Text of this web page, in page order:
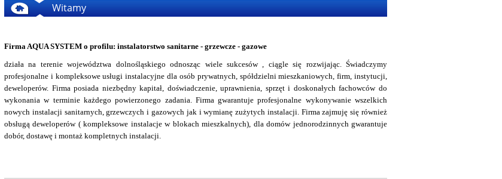
Witamy
Firma AQUA SYSTEM o profilu: instalatorstwo sanitarne - grzewcze - gazowe
działa na terenie województwa dolnośląskiego odnosząc wiele sukcesów , ciągle się rozwijając. Świadczymy
profesjonalne i kompleksowe usługi instalacyjne dla osób prywatnych, spółdzielni mieszkaniowych, firm, instytucji,
deweloperów. Firma posiada niezbędny kapitał, doświadczenie, uprawnienia, sprzęt i doskonałych fachowców do
wykonania w terminie każdego powierzonego zadania. Firma gwarantuje profesjonalne wykonywanie wszelkich
nowych instalacji sanitarnych, grzewczych i gazowych jak i wymianę zużytych instalacji. Firma zajmuję się również
obsługą deweloperów ( kompleksowe instalacje w blokach mieszkalnych), dla domów jednorodzinnych gwarantuje
dobór, dostawę i montaż kompletnych instalacji.